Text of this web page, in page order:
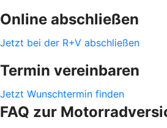
Online abschließen
Jetzt bei der R+V abschließen
Termin vereinbaren
Jetzt Wunschtermin finden
FAQ zur